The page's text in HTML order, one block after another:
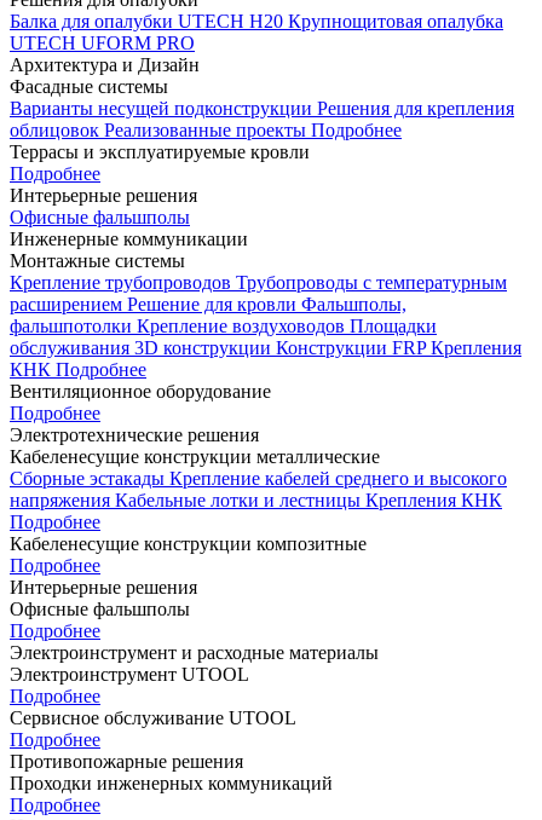
Балка для опалубки UTECH H20 Крупнощитовая опалубка
UTECH UFORM PRO
Архитектура и Дизайн
Фасадные системы
Варианты несущей подконструкции Решения для крепления
облицовок Реализованные проекты Подробнее
Террасы и эксплуатируемые кровли
Подробнее
Интерьерные решения
Офисные фальшполы
Инженерные коммуникации
Монтажные системы
Крепление трубопроводов Трубопроводы с температурным
расширением Решение для кровли Фальшполы,
фальшпотолки Крепление воздуховодов Площадки
обслуживания 3D конструкции Конструкции FRPКрепления
КНК Подробнее
Вентиляционное оборудование
Подробнее
Электротехнические решения
Кабеленесущие конструкции металлические
Сборные эстакады Крепление кабелей среднего и высокого
напряжения Кабельные лотки и лестницы Крепления КНК
Подробнее
Кабеленесущие конструкции композитные
Подробнее
Интерьерные решения
Офисные фальшполы
Подробнее
Электроинструмент и расходные материалы
Электроинструмент UTOOL
Подробнее
Сервисное обслуживание UTOOL
Подробнее
Противопожарные решения
Проходки инженерных коммуникаций
Подробнее